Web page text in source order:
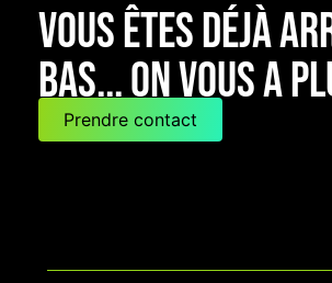
Vous êtes déjà
bas... on vous a
Prendre contact